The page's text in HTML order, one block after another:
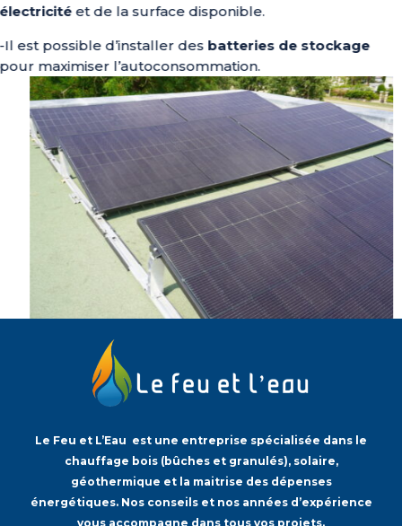
électricitéet de la surface disponible.
-Il est possible d’installer des batteries de stockage
pour maximiser l’autoconsommation.
Le Feu et L’Eau est une entreprise spécialisée dans le
chauffage bois (bûches et granulés), solaire,
géothermique et la maitrise des dépenses
énergétiques. Nos conseils et nos années d’expérience
vous accompagne dans tous vos projets.